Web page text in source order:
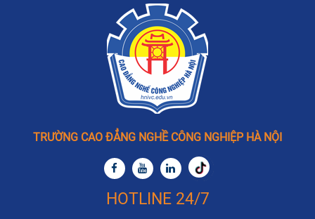
TRƯỜNG CAO ĐẲNG NGHỀ CÔNG NGHIỆP HÀ NỘI
HOTLINE 24/7